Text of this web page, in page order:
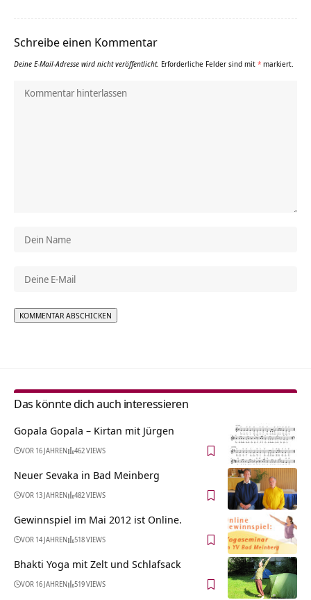
Schreibe einen Kommentar
Deine E-Mail-Adresse wird nicht veröffentlicht. Erforderliche Felder sind mit * markiert.
Das könnte dich auch interessieren
Gopala Gopala – Kirtan mit Jürgen
VOR 16 JAHREN 462 VIEWS
Neuer Sevaka in Bad Meinberg
VOR 13 JAHREN 482 VIEWS
Gewinnspiel im Mai 2012 ist Online.
VOR 14 JAHREN 518 VIEWS
Bhakti Yoga mit Zelt und Schlafsack
VOR 16 JAHREN 519 VIEWS